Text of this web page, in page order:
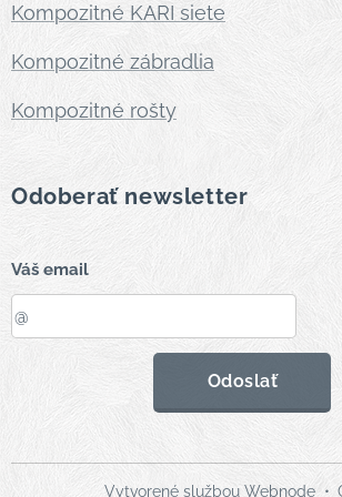
Kompozitné KARI siete
Kompozitné zábradlia
Kompozitné rošty
Odoberať newsletter
Váš email
Odoslať
Vytvorené službou Webnode